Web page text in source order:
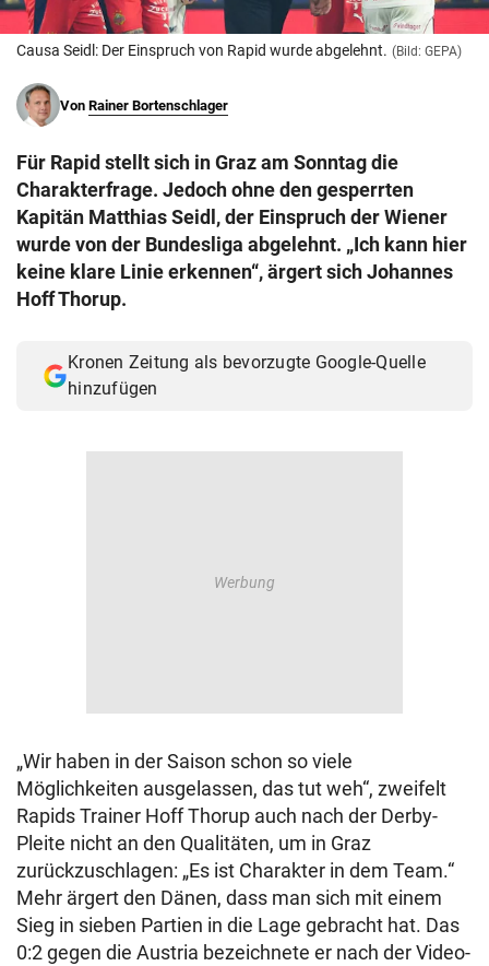
Causa Seidl: Der Einspruch von Rapid wurde abgelehnt. (Bild: GEPA)
Von Rainer Bortenschlager
Für Rapid stellt sich in Graz am Sonntag die
Charakterfrage. Jedoch ohne den gesperrten
Kapitän Matthias Seidl, der Einspruch der Wiener
wurde von der Bundesliga abgelehnt. „Ich kann hier
keine klare Linie erkennen“, ärgert sich Johannes
Hoff Thorup.
Kronen Zeitung als bevorzugte Google-Quelle
hinzufügen
„Wir haben in der Saison schon so viele
Möglichkeiten ausgelassen, das tut weh“, zweifelt
Rapids Trainer Hoff Thorup auch nach der Derby-
Pleite nicht an den Qualitäten, um in Graz
zurückzuschlagen: „Es ist Charakter in dem Team.“
Mehr ärgert den Dänen, dass man sich mit einem
Sieg in sieben Partien in die Lage gebracht hat. Das
0:2 gegen die Austria bezeichnete er nach der Video-